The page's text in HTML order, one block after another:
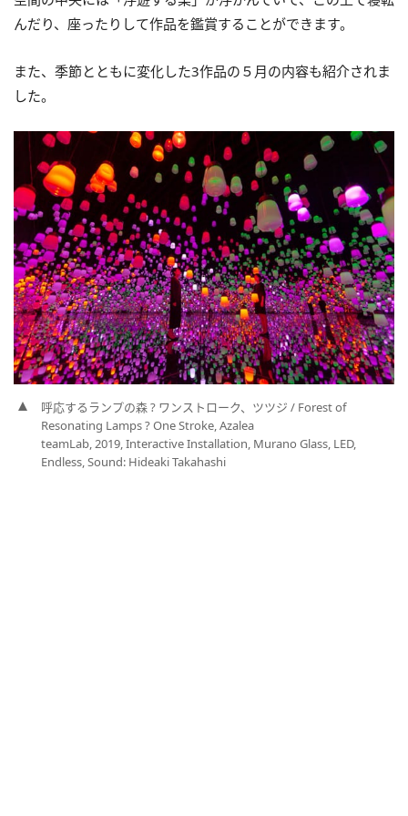
んだり、座ったりして作品を鑑賞することができます。
また、季節とともに変化した3作品の５月の内容も紹介されま
した。
呼応するランプの森 ? ワンストローク、ツツジ / Forest of
Resonating Lamps ? One Stroke, Azalea
teamLab, 2019, Interactive Installation, Murano Glass, LED,
Endless, Sound: Hideaki Takahashi